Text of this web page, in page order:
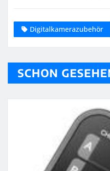
Digitalkamerazubehör
SCHON